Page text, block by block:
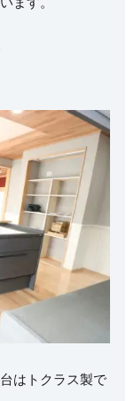
はトクラス製で